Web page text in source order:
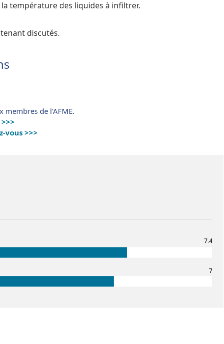
température des liquides à infiltrer.
discutés.
membres de l'AFME.
vous >>>
7.4
7